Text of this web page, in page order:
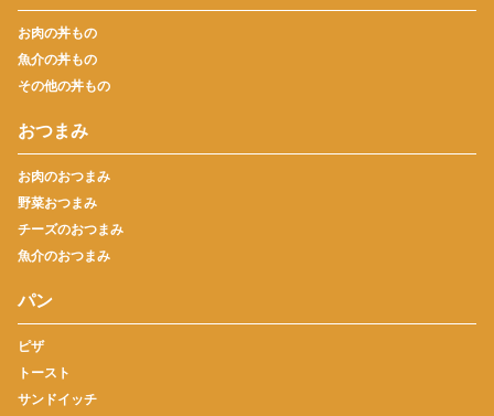
お肉の丼もの
魚介の丼もの
その他の丼もの
おつまみ
お肉のおつまみ
野菜おつまみ
チーズのおつまみ
魚介のおつまみ
パン
ピザ
トースト
サンドイッチ